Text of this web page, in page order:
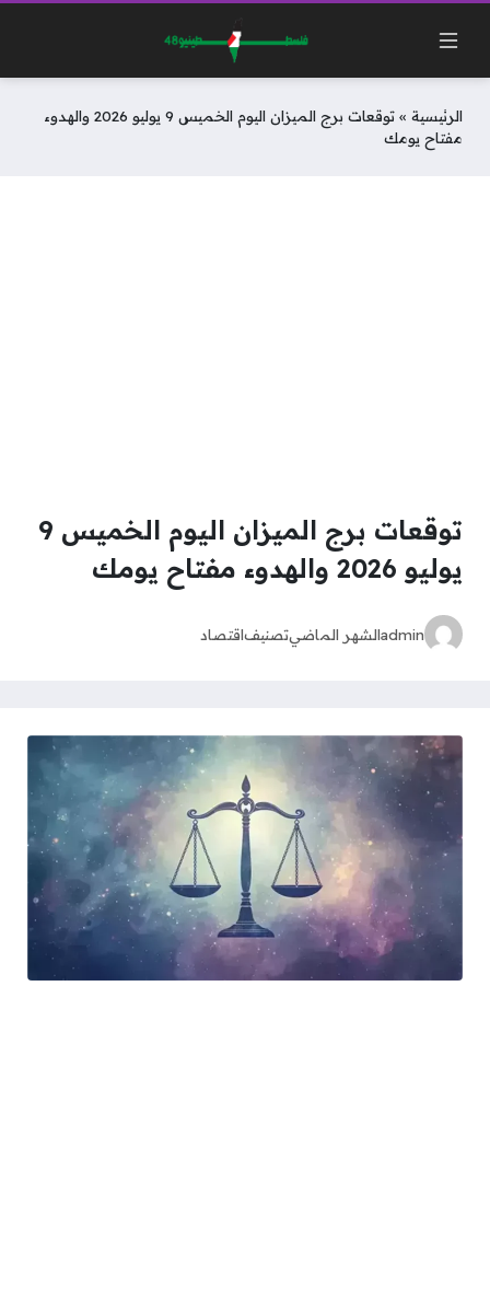
الرئيسية »
توقعات برج الميزان اليوم الخميس 9 يوليو 2026 والهدوء
مفتاح يومك
توقعات برج الميزان اليوم الخميس 9
يوليو 2026 والهدوء مفتاح يومك
adminالشهر الماضيتصنيفاقتصاد